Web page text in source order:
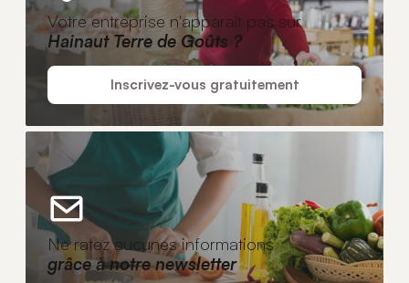
Votre entreprise n'apparaît pas sur
Hainaut Terre de Goûts ?
Inscrivez-vous gratuitement
Ne ratez aucunes informations
grâce à notre newsletter